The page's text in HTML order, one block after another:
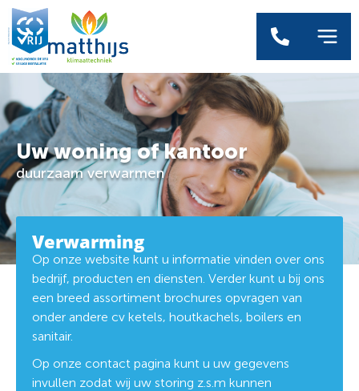
Uw woning of kantoor
duurzaam verwarmen
Verwarming
Op onze website kunt u informatie vinden over ons
bedrijf, producten en diensten. Verder kunt u bij ons
een breed assortiment brochures opvragen van
onder andere cv ketels, houtkachels, boilers en
sanitair.
Op onze contact pagina kunt u uw gegevens
invullen zodat wij uw storing z.s.m kunnen